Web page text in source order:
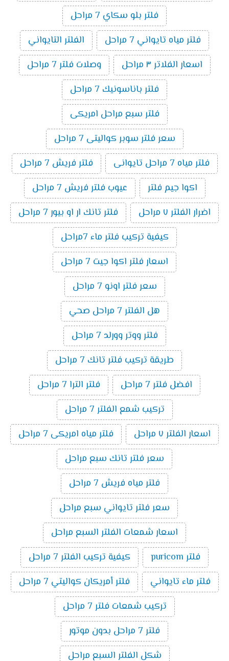
فلتر بلو سكاي 7 مراحل
فلتر مياه تايواني 7 مراحل
الفلتر التايواني
اسعار الفلاتر ٣ مراحل
وصلات فلتر 7 مراحل
فلتر باناسونيك 7 مراحل
فلتر سبع مراحل امريكى
سعر فلتر سوبر كواليتى 7 مراحل
فلتر مياه 7 مراحل تايوانى
فلتر فريش 7 مراحل
اكوا جيم فلتر
عيوب فلتر فريش 7 مراحل
اضرار الفلتر ٧ مراحل
فلتر تانك ار او بيور 7 مراحل
كيفية تركيب فلتر ماء 7مراحل
اسعار فلتر اكوا جيت 7 مراحل
سعر فلتر اونو 7 مراحل
هل الفلتر 7 مراحل صحي
فلتر ووتر وورلد 7 مراحل
طريقة تركيب فلتر تانك 7 مراحل
افضل فلتر 7 مراحل
فلتر الترا 7 مراحل
تركيب شمع الفلتر 7 مراحل
اسعار الفلتر ٧ مراحل
فلتر مياه امريكى 7 مراحل
سعر فلتر تانك سبع مراحل
فلتر مياه فريش 7 مراحل
سعر فلتر تايواني سبع مراحل
اسعار شمعات الفلتر السبع مراحل
فلتر puricom
كيفية تركيب الفلتر 7 مراحل
فلتر ماء تايواني
فلتر أمريكان كواليتي 7 مراحل
تركيب شمعات فلتر 7 مراحل
فلتر 7 مراحل بدون موتور
شكل الفلتر السبع مراحل